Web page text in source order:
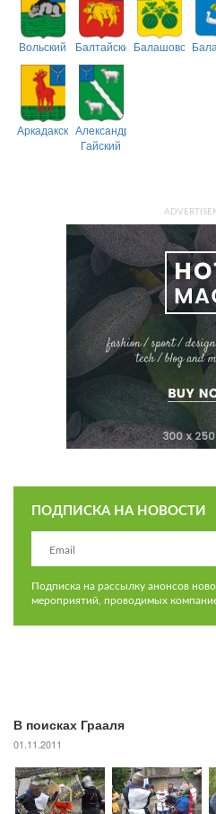
Вольский БалтайскийБалашовский
АркадакскийАлександрово-
Гайский
ПОДПИСКА НА НОВОСТИ
Подписка на рассылку анонсов
мероприятий, проводимых
В поисках Грааля
01.11.2011